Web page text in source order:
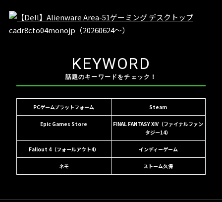
KEYWORD
話題のキーワードをチェック！
PCゲームプラットフォーム Steam
Epic Games Store
FINAL FANTASY XIV（ファイナルファン
タジー14）
Fallout 4（フォールアウト4） インディーゲーム
ネモ ストーム久保